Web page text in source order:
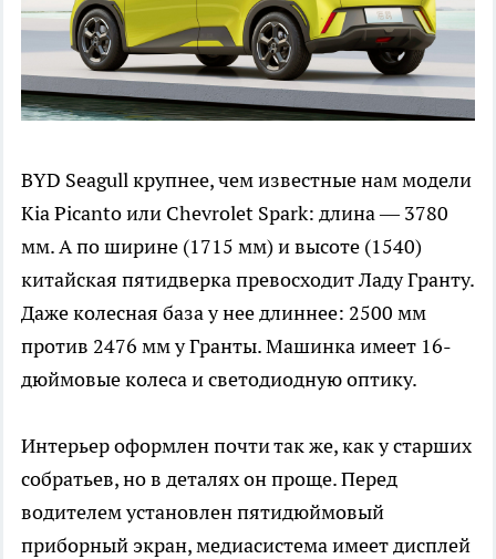
BYD Seagull крупнее, чем известные нам модели
Kia Picanto или Chevrolet Spark: длина — 3780
мм. А по ширине (1715 мм) и высоте (1540)
китайская пятидверка превосходит Ладу Гранту.
Даже колесная база у нее длиннее: 2500 мм
против 2476 мм у Гранты. Машинка имеет 16-
дюймовые колеса и светодиодную оптику.
Интерьер оформлен почти так же, как у старших
собратьев, но в деталях он проще. Перед
водителем установлен пятидюймовый
приборный экран, медиасистема имеет дисплей